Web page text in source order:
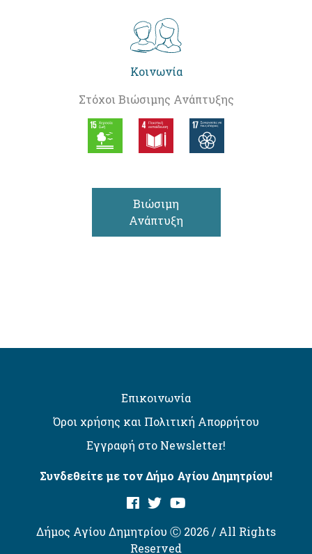
Κοινωνία
Στόχοι Βιώσιμης Ανάπτυξης
Βιώσιμη
Ανάπτυξη
Επικοινωνία
Όροι χρήσης και Πολιτική Απορρήτου
Εγγραφή στο Newsletter!
Συνδεθείτε με τον Δήμο Αγίου Δημητρίου!
Δήμος Αγίου Δημητρίου Ⓒ 2026 / All Rights
Reserved